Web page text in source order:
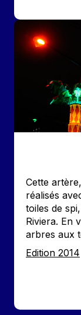
Image
Cette
réalisés
toiles de
Riviera. En
arbres aux
Edition
Edition 2014